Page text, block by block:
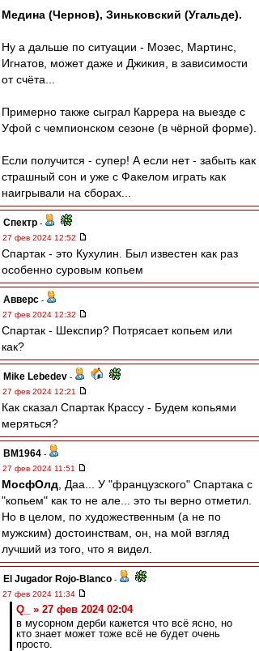
Медина (Чернов), Зиньковский (Угальде).
Ну а дальше по ситуации - Мозес, Мартинс,
Игнатов, может даже и Джикия, в зависимости
от счёта...
Примерно также сыграл Каррера на выезде с
Уфой с чемпионском сезоне (в чёрной форме).
Если получится - супер! А если нет - забыть как
страшный сон и уже с Факелом играть как
наигрывали на сборах...
Спектр -
27 фев 2024 12:52
Спартак - это Кухулин. Был известен как раз
особенно суровым копьем
Авверс -
27 фев 2024 12:32
Спартак - Шекспир? Потрясает копьем или
как?
Mike Lebedev -
27 фев 2024 12:21
Как сказал Спартак Крассу - Будем копьями
меряться?
BM1964 -
27 фев 2024 11:51
МосфОлд , Даа... У "французского" Спартака с
"копьем" как то не але... это ты верно отметил.
Но в целом, по художественным (а не по
мужским) достоинствам, он, на мой взгляд
лучший из того, что я видел.
El Jugador Rojo-Blanco -
27 фев 2024 11:34
Q_ » 27 фев 2024 02:04
в мусорном дерби кажется что всё ясно, но
кто знает может тоже всё не будет очень
просто.